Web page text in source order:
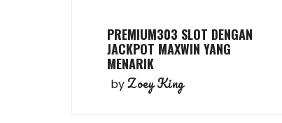
PREMIUM303 SLOT DENGAN
JACKPOT MAXWIN YANG
MENARIK
byZoey King